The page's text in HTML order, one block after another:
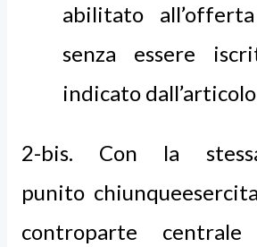
abilitato
senza essere
indicato
2-bis. Con la
punito
controparte